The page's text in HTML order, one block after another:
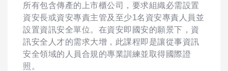
所有包含傳產的上市櫃公司，要求組織必需設置
資安長或資安專責主管及至少1名資安專責人員並
設置資訊安全單位。 在資安即國安的願景下，資
訊安全人才的需求大增，此課程即是讓從事資訊
安全領域的人員合規的專業訓練並取得國際證
照。